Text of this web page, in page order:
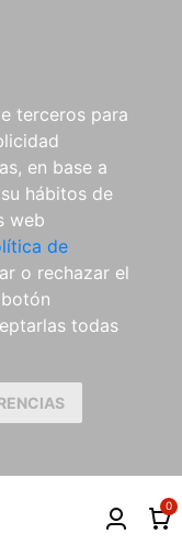
terceros para
en base a
hábitos de
web
de
o rechazar el
todas
0